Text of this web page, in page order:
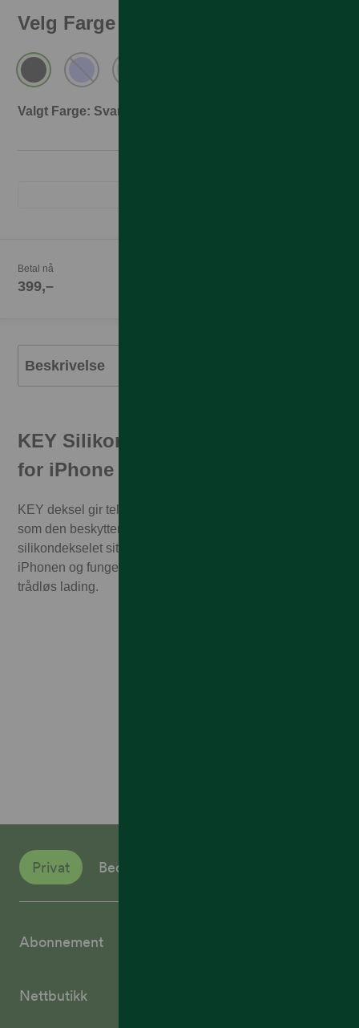
Velg Farge
Valgt Farge: Svart
Betal nå
399,–
Beskrivelse
KEY Silikondeksel med MagSafe
for iPhone
KEY deksel gir telefonen en ren fargerik look samtidig
som den beskytter telefonen din. Dette tynne
silikondekselet sitter som støpt rundt knappene på
iPhonen og fungerer utmerket med både Magsafe og
trådløs lading.
Privat Bedrift
Abonnement
Nettbutikk